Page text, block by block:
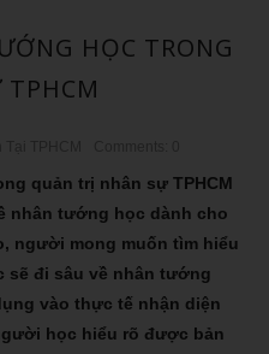
HỌC TRONG
quản trị nhân sự TPHCM
nhân tướng học dành cho
người mong muốn tìm hiểu
sẽ đi sâu về nhân tướng
vào thực tế nhận diện
học hiểu rõ được bản